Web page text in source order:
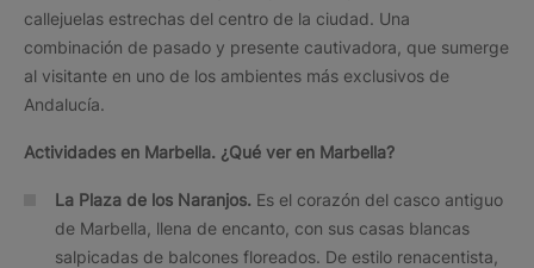
callejuelas estrechas del centro de la ciudad. Una
combinación de pasado y presente cautivadora, que sumerge
al visitante en uno de los ambientes más exclusivos de
Andalucía.
Actividades en Marbella. ¿Qué ver en Marbella?
La Plaza de los Naranjos. Es el corazón del casco antiguo
de Marbella, llena de encanto, con sus casas blancas
salpicadas de balcones floreados. De estilo renacentista,